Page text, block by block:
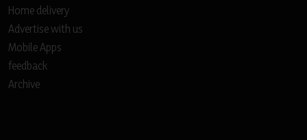
Home delivery
Advertise with us
Mobile Apps
feedback
Archive